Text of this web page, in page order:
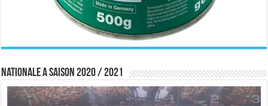
Nationale A saison 2020 / 2021